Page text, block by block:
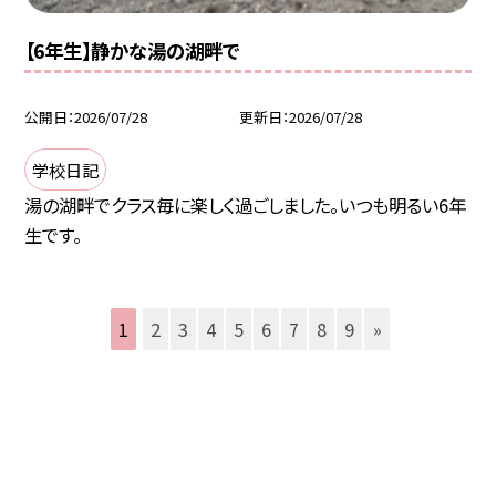
【6年生】静かな湯の湖畔で
公開日 2026/07/28 更新日 2026/07/28
学校日記
湯の湖畔でクラス毎に楽しく過ごしました。いつも明るい6年
生です。
1 2 3 4 5 6 7 8 9 »